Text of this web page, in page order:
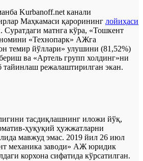
Kurbanoff.net канали
Маҳкамаси қарорининг лойиҳаси
Суратдаги матнга кўра, «Тошкент
«Технопарк» АЖга
темир йўллари» улушини (81,52%)
ва «Артель групп холдинг»ни
тайинлаш режалаштирилган экан.
тасдиқлашнинг иложи йўқ,
ҳуқуқий ҳужжатларни
мавжуд эмас. 2019 йил 26 июл
механика заводи» АЖ юридик
корхона сифатида кўрсатилган.